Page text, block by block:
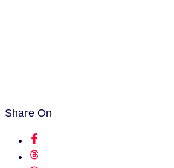
Share On